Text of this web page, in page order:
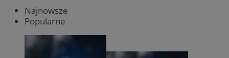
Najnowsze
Popularne